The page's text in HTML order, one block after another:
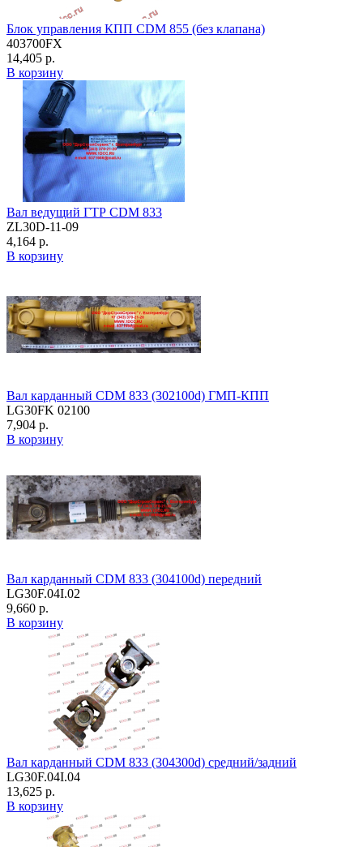
Блок управления КПП CDM 855 (без клапана)
403700FX
14,405 р.
В корзину
Вал ведущий ГТР CDM 833
ZL30D-11-09
4,164 р.
В корзину
Вал карданный CDM 833 (302100d) ГМП-КПП
LG30FK 02100
7,904 р.
В корзину
Вал карданный CDM 833 (304100d) передний
LG30F.04I.02
9,660 р.
В корзину
Вал карданный CDM 833 (304300d) средний/задний
LG30F.04I.04
13,625 р.
В корзину